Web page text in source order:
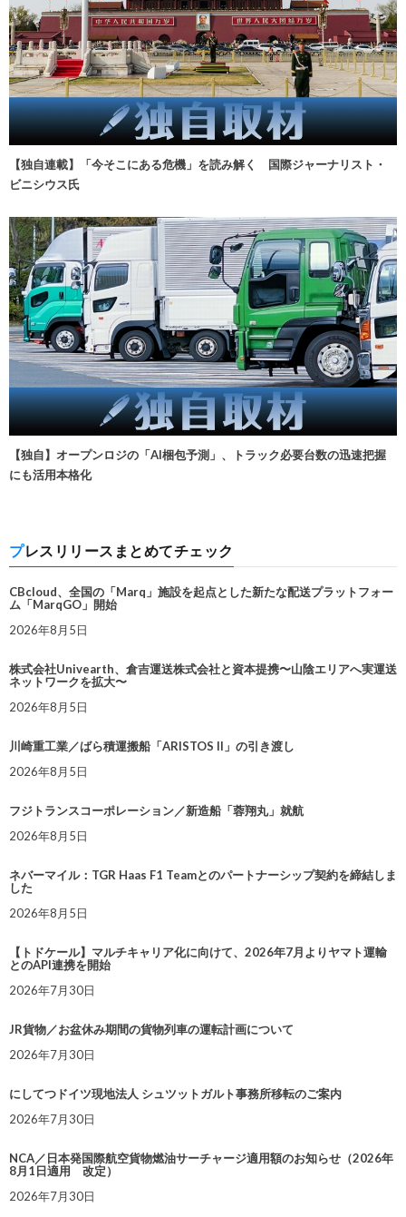
【独自連載】「今そこにある危機」を読み解く 国際ジャーナリスト・
ビニシウス氏
【独自】オープンロジの「AI梱包予測」、トラック必要台数の迅速把握
にも活用本格化
プレスリリースまとめてチェック
CBcloud、全国の「Marq」施設を起点とした新たな配送プラットフォー
ム「MarqGO」開始
2026年8月5日
株式会社Univearth、倉吉運送株式会社と資本提携〜山陰エリアへ実運送
ネットワークを拡大〜
2026年8月5日
川崎重工業／ばら積運搬船「ARISTOS II」の引き渡し
2026年8月5日
フジトランスコーポレーション／新造船「蓉翔丸」就航
2026年8月5日
ネバーマイル：TGR Haas F1 Teamとのパートナーシップ契約を締結しま
した
2026年8月5日
【トドケール】マルチキャリア化に向けて、2026年7月よりヤマト運輸
とのAPI連携を開始
2026年7月30日
JR貨物／お盆休み期間の貨物列車の運転計画について
2026年7月30日
にしてつドイツ現地法人 シュツットガルト事務所移転のご案内
2026年7月30日
NCA／日本発国際航空貨物燃油サーチャージ適用額のお知らせ（2026年
8月1日適用 改定）
2026年7月30日